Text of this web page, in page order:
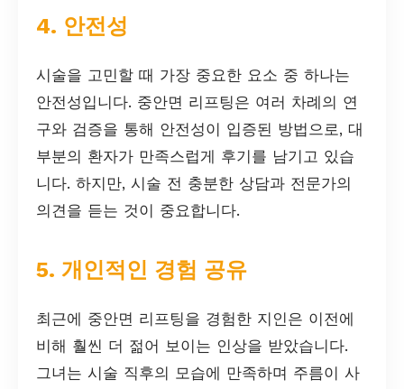
4. 안전성
시술을 고민할 때 가장 중요한 요소 중 하나는
안전성입니다. 중안면 리프팅은 여러 차례의 연
구와 검증을 통해 안전성이 입증된 방법으로, 대
부분의 환자가 만족스럽게 후기를 남기고 있습
니다. 하지만, 시술 전 충분한 상담과 전문가의
의견을 듣는 것이 중요합니다.
5. 개인적인 경험 공유
최근에 중안면 리프팅을 경험한 지인은 이전에
비해 훨씬 더 젊어 보이는 인상을 받았습니다.
그녀는 시술 직후의 모습에 만족하며 주름이 사